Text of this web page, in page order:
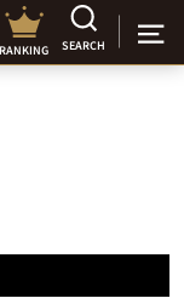
RANKING SEARCH